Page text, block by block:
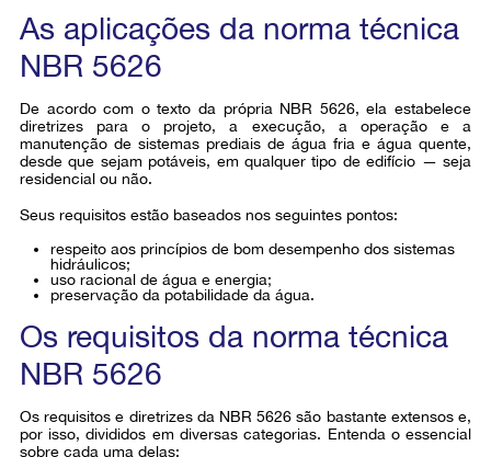
As aplicações da norma técnica
NBR 5626
De acordo com o texto da própria NBR 5626, ela estabelece
diretrizes para o projeto, a execução, a operação e a
manutenção de sistemas prediais de água fria e água quente,
desde que sejam potáveis, em qualquer tipo de edifício — seja
residencial ou não.
Seus requisitos estão baseados nos seguintes pontos:
respeito aos princípios de bom desempenho dos sistemas
hidráulicos;
uso racional de água e energia;
preservação da potabilidade da água.
Os requisitos da norma técnica
NBR 5626
Os requisitos e diretrizes da NBR 5626 são bastante extensos e,
por isso, divididos em diversas categorias. Entenda o essencial
sobre cada uma delas: